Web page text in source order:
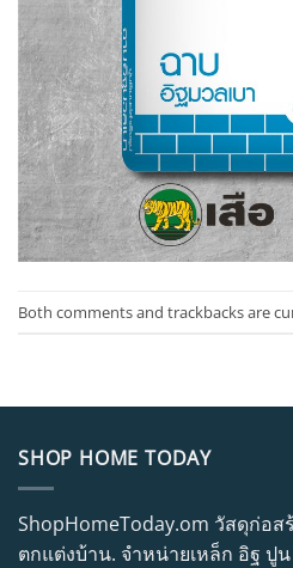
Both comments and trackbacks are
SHOP HOME TODAY
ShopHomeToday.om วัสดุก่อส
ตกแต่งบ้าน. จำหน่ายเหล็ก อิฐ ปู